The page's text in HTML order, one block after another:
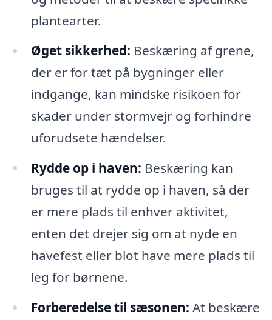
plantearter.
Øget sikkerhed: Beskæring af grene,
der er for tæt på bygninger eller
indgange, kan mindske risikoen for
skader under stormvejr og forhindre
uforudsete hændelser.
Rydde op i haven: Beskæring kan
bruges til at rydde op i haven, så der
er mere plads til enhver aktivitet,
enten det drejer sig om at nyde en
havefest eller blot have mere plads til
leg for børnene.
Forberedelse til sæsonen: At beskære